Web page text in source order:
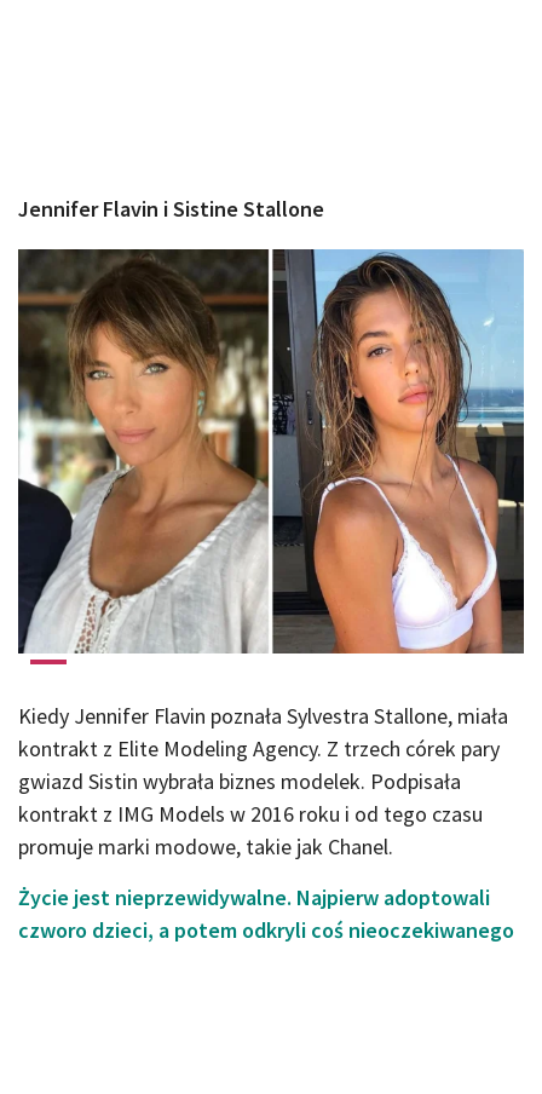
Jennifer Flavin i Sistine Stallone
Kiedy Jennifer Flavin poznała Sylvestra Stallone, miała
kontrakt z Elite Modeling Agency. Z trzech córek pary
gwiazd Sistin wybrała biznes modelek. Podpisała
kontrakt z IMG Models w 2016 roku i od tego czasu
promuje marki modowe, takie jak Chanel.
Życie jest nieprzewidywalne. Najpierw adoptowali
czworo dzieci, a potem odkryli coś nieoczekiwanego